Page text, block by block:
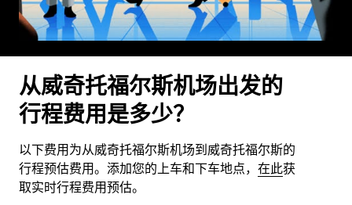
从威奇托福尔斯机场出发的
行程费用是多少？
以下费用为从威奇托福尔斯机场到威奇托福尔斯的
行程预估费用。添加您的上车和下车地点， 在此获
取实时行程费用预估。